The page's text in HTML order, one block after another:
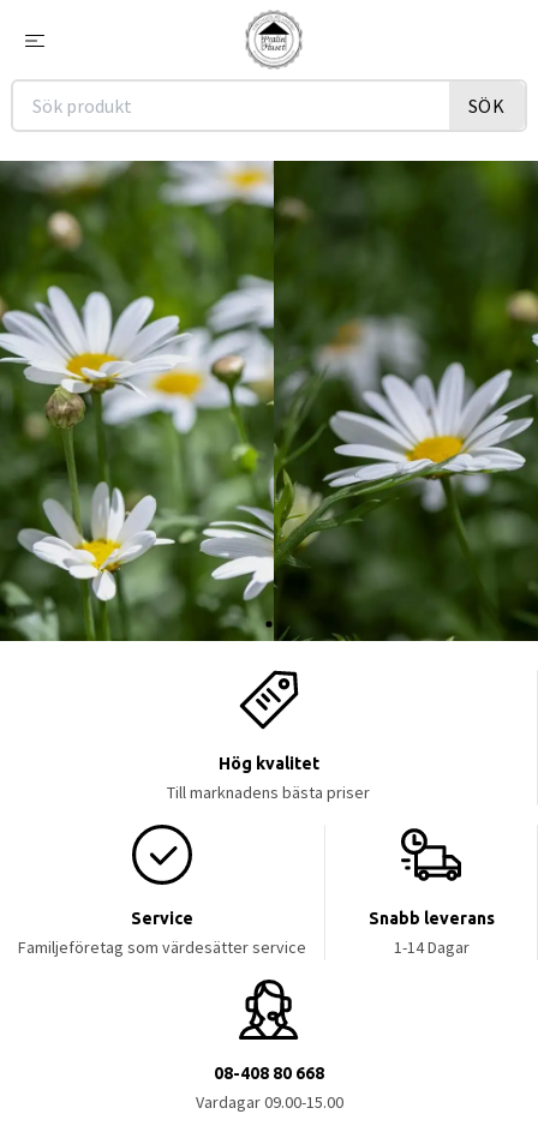
SÖK
SOMMAR
Låt smaklökarna dansa!
SE UTBUDET
Hög kvalitet
Till marknadens bästa priser
Service
Familjeföretag som värdesätter service
Snabb leverans
1-14 Dagar
08-408 80 668
Vardagar 09.00-15.00